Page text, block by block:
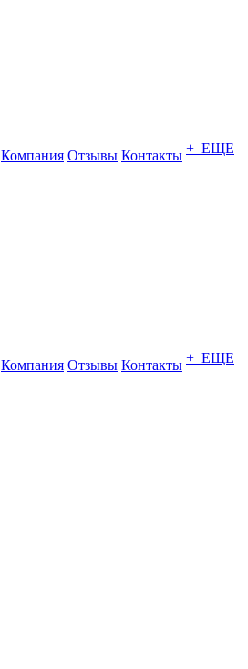
Компания Отзывы Контакты + ЕЩЕ
Компания Отзывы Контакты + ЕЩЕ